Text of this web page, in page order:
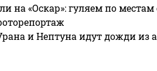
на «Оскар»: гуляем по
и Нептуна идут дожди из